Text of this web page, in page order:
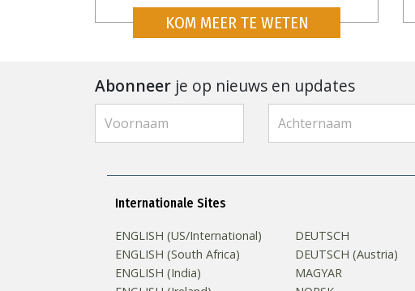
KOM MEER TE WETEN
Abonneer je op nieuws en updates
Internationale Sites
ENGLISH (US/International)
ENGLISH (South Africa)
ENGLISH (India)
DEUTSCH
DEUTSCH (Austria)
MAGYAR